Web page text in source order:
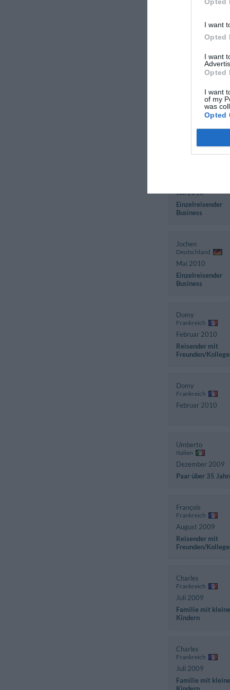
I want
Opted
I want
Opted
I want
of my
was
Opted
September 2012
August 2011
September 2010
Juli 2010
Einzelreisender
Business
Jochen
Deutschland
Mai 2010
Einzelreisender
Business
Domy
Frankreich
Februar 2010
Reisender mit
Freunden/
Domy
Frankreich
Februar 2010
Umberto
Italien
Dezember 2009
Paar über 35
François
Frankreich
August 2009
Reisender mit
Freunden/
Charles
Frankreich
Juli 2009
Familie mit
Kindern
Charles
Frankreich
Juli 2009
Familie mit